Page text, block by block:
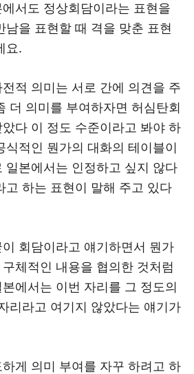
서도 정상회담이라는 표현을
남을 표현할 때 격을 맞춘 표현
요.
적 의미는 서로 간에 의견을 주
더 의미를 부여하자면 허심탄회
다 이 정도 수준이라고 봐야 하
식적인 뭔가의 대화의 테이블이
일본에서는 인정하고 싶지 않다
고 하는 표현이 말해 주고 있다
회담이라고 얘기하면서 뭔가
체적인 내용을 협의한 것처럼
에서는 이번 자리를 그 정도의
리라고 여기지 않았다는 얘기가
게 의미 부여를 자꾸 하려고 하